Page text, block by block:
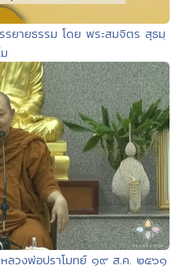
รยายธรรม โดย พระสมจิตร สุธมฺ
ลวงพ่อปราโมทย์ ๑๙ ส.ค. ๒๕๖๑